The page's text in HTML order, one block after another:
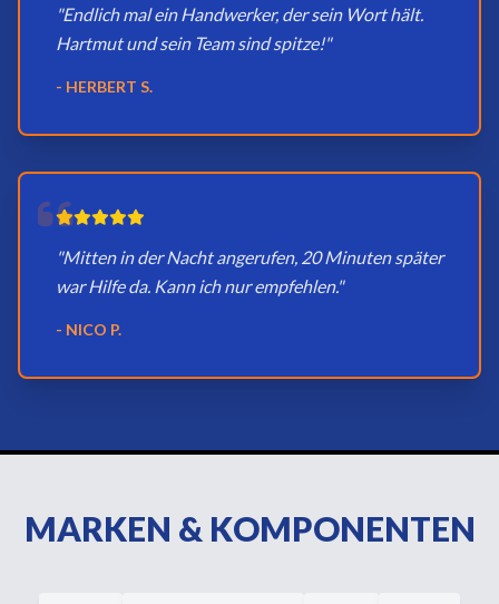
"Endlich mal ein Handwerker, der sein Wort hält.
Hartmut und sein Team sind spitze!"
- HERBERT S.
"Mitten in der Nacht angerufen, 20 Minuten später
war Hilfe da. Kann ich nur empfehlen."
- NICO P.
MARKEN & KOMPONENTEN